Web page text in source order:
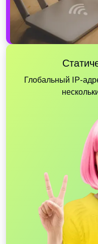
Глобальный IP-